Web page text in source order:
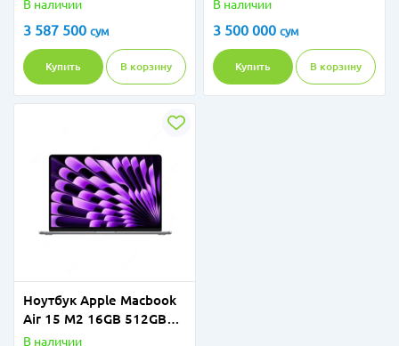
В наличии
3 587 500 сум
Купить В корзину
В наличии
3 500 000 сум
Купить В корзину
Ноутбук Apple Macbook
Air 15 M2 16GB 512GB
15.2"
В наличии